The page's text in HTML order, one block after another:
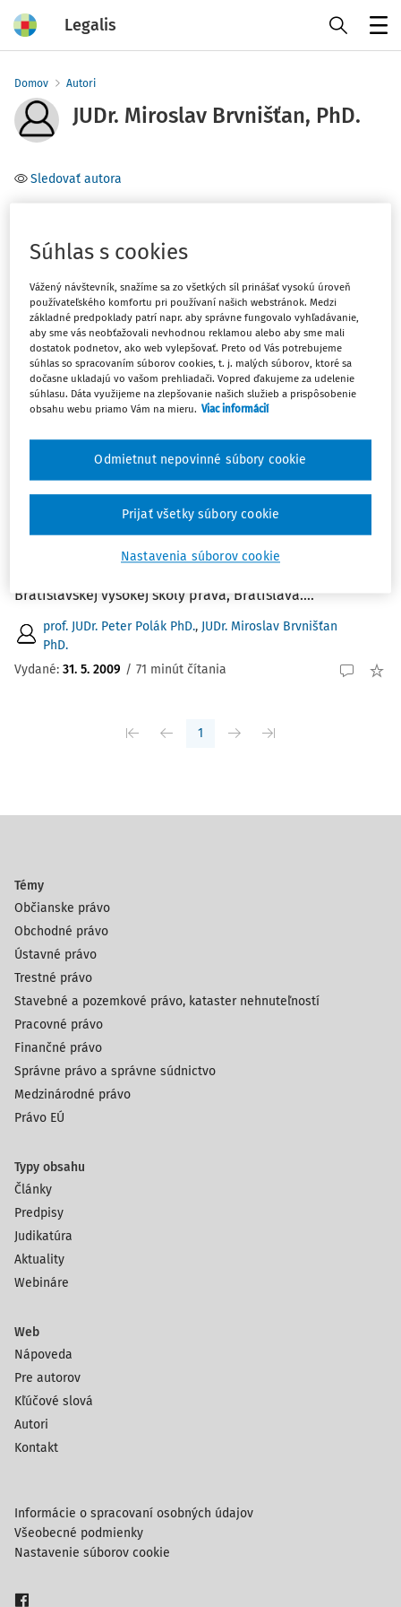
Legalis
Domov Autori
JUDr. Miroslav Brvnišťan, PhD.
Sledovať autora
Správne právo a správne súdnictvo
Filter
Počet vyhľadaných dokumentov:1
Zoradiť podľa:
Najnovšie
Najstaršie
Vývoj ochrany utajovaných skutočností na
Vývoj ochrany utajovaných skutočností na území SR JUDr.
Miroslav Brvnišťan predstaviteľ NBÚ pri NATO a EÚ v
Bratislavskej vysokej školy práva, Bratislava....
prof. JUDr. Peter Polák PhD., JUDr. Miroslav Brvnišťan
PhD.
Vydané: 31. 5. 2009 / 71 minút čítania
1
Témy
Občianske právo
Obchodné právo
Ústavné právo
Trestné právo
Stavebné a pozemkové právo, kataster nehnuteľností
Pracovné právo
Finančné právo
Správne právo a správne súdnictvo
Medzinárodné právo
Právo EÚ
Typy obsahu
Články
Predpisy
Judikatúra
Aktuality
Webináre
Web
Nápoveda
Pre autorov
Kľúčové slová
Autori
Kontakt
Informácie o spracovaní osobných údajov
Všeobecné podmienky
Nastavenie súborov cookie
Súhlas s cookies
Vážený návštevník, snažíme sa zo všetkých síl prinášať vysokú úroveň
používateľského komfortu pri používaní našich webstránok. Medzi
základné predpoklady patrí napr. aby správne fungovalo vyhľadávanie,
aby sme vás neobťažovali nevhodnou reklamou alebo aby sme mali
dostatok podnetov, ako web vylepšovať. Preto od Vás potrebujeme
súhlas so spracovaním súborov cookies, t. j. malých súborov, ktoré sa
dočasne ukladajú vo vašom prehliadači. Vopred ďakujeme za udelenie
súhlasu. Dáta využijeme na zlepšovanie našich služieb a prispôsobenie
obsahu webu priamo Vám na mieru. Viac informácií
Nastavenia súborov cookie
Odmietnut nepovinné súbory cookie
Prijať všetky súbory cookie